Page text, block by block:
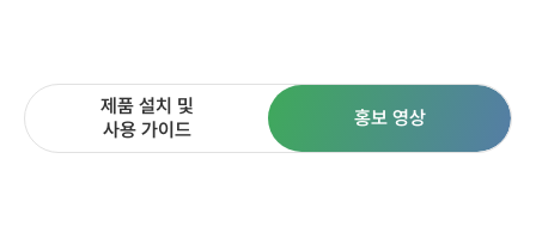
제품 설치 및
사용 가이드
홍보 영상